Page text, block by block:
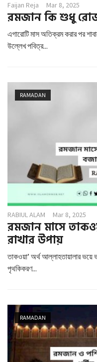
Faijan Reja Mar 8, 2025
রমজান কি শুধু
এগারোটি মাস অতিক্রম করার পর
উল্লেখ পবিত্র...
RAMADAN
RABIUL ALAM Mar 8, 2025
রমজান মাসে
রাখার উপায়
তাকওয়া’ অর্থ আল্লাহতায়ালার
পৃথকিকরণ...
RAMADAN